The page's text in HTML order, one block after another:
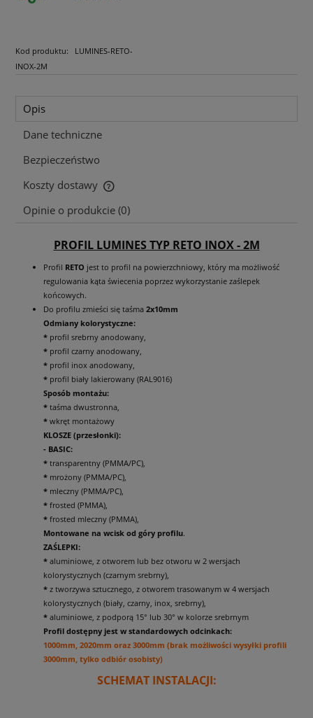
Kod produktu:
LUMINES-RETO-
INOX-2M
Opis
Dane techniczne
Bezpieczeństwo
Koszty dostawy
Cena nie zawiera ewentualnych kosztów płatności
Opinie o produkcie (0)
PROFIL LUMINES TYP RETO INOX - 2M
Profil RETO jest to profil na powierzchniowy, który ma możliwość
regulowania kąta świecenia poprzez wykorzystanie zaślepek
końcowych.
Do profilu zmieści się taśma 2x10mm
Odmiany kolorystyczne:
* profil srebrny anodowany,
* profil czarny anodowany,
* profil inox anodowany,
* profil biały lakierowany (RAL9016)
Sposób montażu:
* taśma dwustronna,
* wkręt montażowy
KLOSZE (przesłonki):
- BASIC:
* transparentny (PMMA/PC),
* mrożony (PMMA/PC),
* mleczny (PMMA/PC),
* frosted (PMMA),
* frosted mleczny (PMMA),
Montowane na wcisk od góry profilu.
ZAŚLEPKI:
* aluminiowe, z otworem lub bez otworu w 2 wersjach
kolorystycznych (czarnym srebrny),
* z tworzywa sztucznego, z otworem trasowanym w 4 wersjach
kolorystycznych (biały, czarny, inox, srebrny),
* aluminiowe, z podporą 15° lub 30° w kolorze srebrnym
Profil dostępny jest w standardowych odcinkach:
1000mm, 2020mm oraz 3000mm (brak możliwości wysyłki profili
3000mm, tylko odbiór osobisty)
SCHEMAT INSTALACJI: